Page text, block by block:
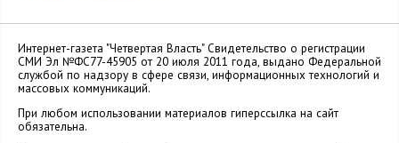
Интернет-газета "Четвертая Власть" Cвидетельство о регистрации
СМИ Эл №ФС77-45905 от 20 июля 2011 года, выдано Федеральной
службой по надзору в сфере связи, информационных технологий и
массовых коммуникаций.
При любом использовании материалов гиперссылка на сайт
обязательна.